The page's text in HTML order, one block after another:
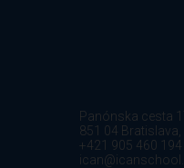
Panónska cesta
851 04
+421 905 460 194